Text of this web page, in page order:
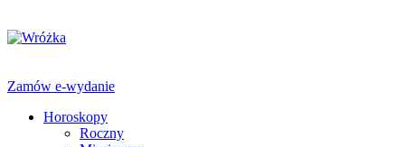
Zamów e-wydanie
Horoskopy
Roczny